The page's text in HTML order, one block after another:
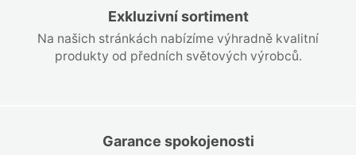
Exkluzivní sortiment
Na našich stránkách nabízíme výhradně kvalitní
produkty od předních světových výrobců.
Garance spokojenosti